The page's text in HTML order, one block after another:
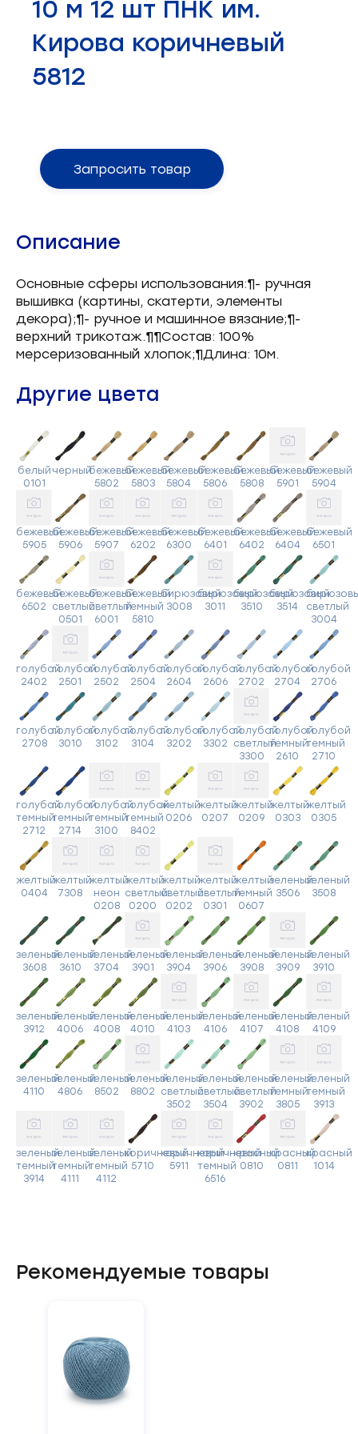
Запчасти для швейного оборудования
Запчасти: иглы
Нетканые материалы
10 м 12 шт ПНК им.
Кирова коричневый
5812
Запросить товар
Описание
Основные сферы использования:¶- ручная
вышивка (картины, скатерти, элементы
декора);¶- ручное и машинное вязание;¶-
верхний трикотаж.¶¶Состав: 100%
мерсеризованный хлопок;¶Длина: 10м.
Другие цвета
белый
0101
черныйбежевый
5802
бежевый
5803
бежевый
5804
бежевый
5806
бежевый
5808
бежевый
5901
бежевый
5904
бежевый
5905
бежевый
5906
бежевый
5907
бежевый
6202
бежевый
6300
бежевый
6401
бежевый
6402
бежевый
6404
бежевый
6501
бежевый
6502
бежевый
светлый
0501
бежевый
светлый
6001
бежевый
темный
5810
бирюзовый
3008
бирюзовый
3011
бирюзовый
3510
бирюзовый
3514
светлый
3004
голубой
2402
голубой
2501
голубой
2502
голубой
2504
голубой
2604
голубой
2606
голубой
2702
голубой
2704
голубой
2706
голубой
2708
голубой
3010
голубой
3102
голубой
3104
голубой
3202
голубой
3302
голубой
светлый
3300
голубой
темный
2610
голубой
темный
2710
голубой
темный
2712
голубой
темный
2714
голубой
темный
3100
голубой
темный
8402
желтый
0206
желтый
0207
желтый
0209
желтый
0303
желтый
0305
желтый
0404
желтый
7308
желтый
неон
0208
желтый
светлый
0200
желтый
светлый
0202
желтый
светлый
0301
желтый
темный
0607
зеленый
3506
зеленый
3508
зеленый
3608
зеленый
3610
зеленый
3704
зеленый
3901
зеленый
3904
зеленый
3906
зеленый
3908
зеленый
3909
зеленый
3910
зеленый
3912
зеленый
4006
зеленый
4008
зеленый
4010
зеленый
4103
зеленый
4106
зеленый
4107
зеленый
4108
зеленый
4109
зеленый
4110
зеленый
4806
зеленый
8502
зеленый
8802
зеленый
светлый
3502
зеленый
светлый
3504
зеленый
светлый
3902
зеленый
темный
3805
зеленый
темный
3913
зеленый
темный
3914
зеленый
темный
4111
зеленый
темный
4112
коричневый
5710
коричневый
5911
коричневый
темный
6516
красный
0810
красный
0811
красный
1014
Рекомендуемые товары